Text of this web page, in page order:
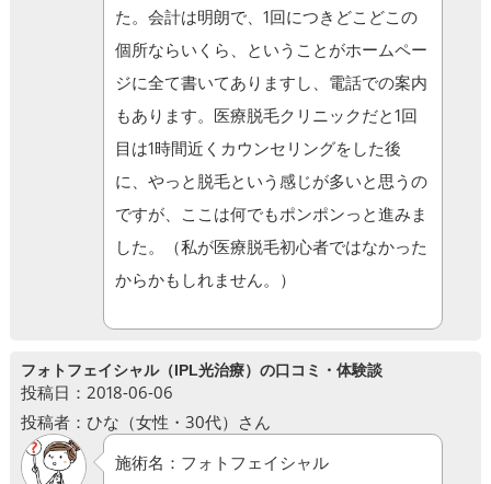
た。会計は明朗で、1回につきどこどこの
個所ならいくら、ということがホームペー
ジに全て書いてありますし、電話での案内
もあります。医療脱毛クリニックだと1回
目は1時間近くカウンセリングをした後
に、やっと脱毛という感じが多いと思うの
ですが、ここは何でもポンポンっと進みま
した。（私が医療脱毛初心者ではなかった
からかもしれません。）
フォトフェイシャル（IPL光治療）の口コミ・体験談
投稿日：2018-06-06
投稿者：ひな（女性・30代）さん
施術名：フォトフェイシャル